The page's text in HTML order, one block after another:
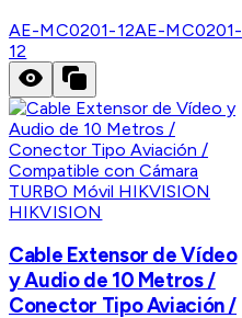
AE-MC0201-12AE-MC0201-
12
HIKVISION
Cable Extensor de Vídeo
y Audio de 10 Metros /
Conector Tipo Aviación /